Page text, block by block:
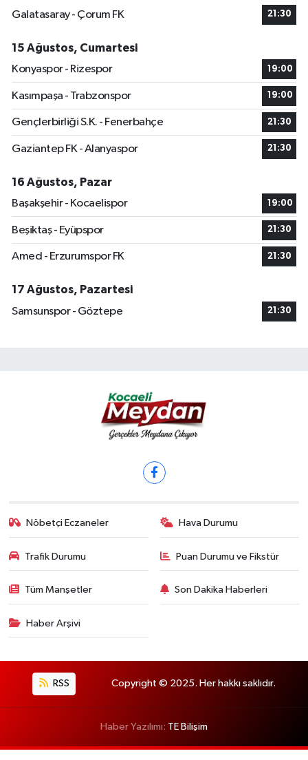
Galatasaray - Çorum FK
21:30
15 Ağustos, Cumartesi
Konyaspor - Rizespor
19:00
Kasımpaşa - Trabzonspor 19:00
Gençlerbirliği S.K. - Fenerbahçe 21:30
Gaziantep FK - Alanyaspor 21:30
16 Ağustos, Pazar
Başakşehir - Kocaelispor
19:00
Beşiktaş - Eyüpspor 21:30
Amed - Erzurumspor FK 21:30
17 Ağustos, Pazartesi
Samsunspor - Göztepe
21:30
Nöbetçi Eczaneler Hava Durumu
Trafik Durumu Puan Durumu ve Fikstür
Tüm Manşetler Son Dakika Haberleri
Haber Arşivi
RSS Copyright © 2025. Her hakkı saklıdır.
Haber Yazılımı: TE Bilişim